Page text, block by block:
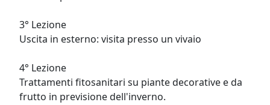
3° Lezione
Uscita in esterno: visita presso un vivaio
4° Lezione
Trattamenti fitosanitari su piante decorative e da
frutto in previsione dell'inverno.